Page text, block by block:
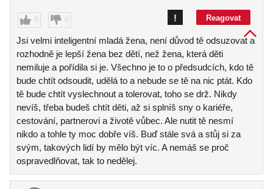
0 0 Reagovat
!
Jsi velmi inteligentní mladá žena, není důvod tě odsuzovat a
rozhodně je lepší žena bez dětí, než žena, která děti
nemiluje a pořídila si je. Všechno je to o předsudcích, kdo tě
bude chtít odsoudit, udělá to a nebude se tě na nic ptát. Kdo
tě bude chtít vyslechnout a tolerovat, toho se drž. Nikdy
nevíš, třeba budeš chtít děti, až si splníš sny o kariéře,
cestování, partnerovi a životě vůbec. Ale nutit tě nesmí
nikdo a tohle ty moc dobře víš. Buď stále svá a stůj si za
svým, takových lidí by mělo být víc. A nemáš se proč
ospravedlňovat, tak to nedělej.